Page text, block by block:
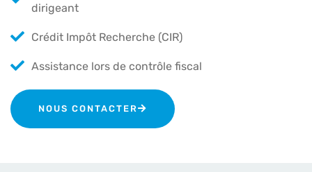
dirigeant
Crédit Impôt Recherche (CIR)
Assistance lors de contrôle fiscal
NOUS CONTACTER